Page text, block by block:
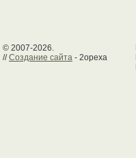
© 2007-2026.
//Создание сайта - 2opexa